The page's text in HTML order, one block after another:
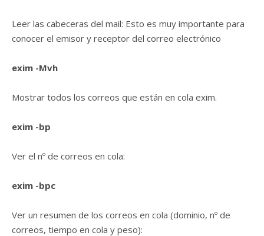
Leer las cabeceras del mail: Esto es muy importante para
conocer el emisor y receptor del correo electrónico
exim -Mvh
Mostrar todos los correos que están en cola exim.
exim -bp
Ver el nº de correos en cola:
exim -bpc
Ver un resumen de los correos en cola (dominio, nº de
correos, tiempo en cola y peso):